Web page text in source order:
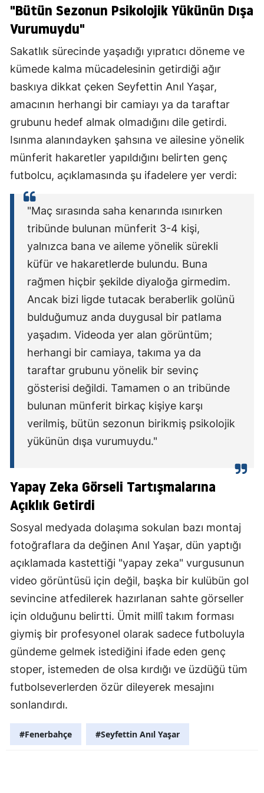
"Bütün Sezonun Psikolojik Yükünün Dışa
Vurumuydu"
Sakatlık sürecinde yaşadığı yıpratıcı döneme ve
kümede kalma mücadelesinin getirdiği ağır
baskıya dikkat çeken Seyfettin Anıl Yaşar,
amacının herhangi bir camiayı ya da taraftar
grubunu hedef almak olmadığını dile getirdi.
Isınma alanındayken şahsına ve ailesine yönelik
münferit hakaretler yapıldığını belirten genç
futbolcu, açıklamasında şu ifadelere yer verdi:
"Maç sırasında saha kenarında ısınırken
tribünde bulunan münferit 3-4 kişi,
yalnızca bana ve aileme yönelik sürekli
küfür ve hakaretlerde bulundu. Buna
rağmen hiçbir şekilde diyaloğa girmedim.
Ancak bizi ligde tutacak beraberlik golünü
bulduğumuz anda duygusal bir patlama
yaşadım. Videoda yer alan görüntüm;
herhangi bir camiaya, takıma ya da
taraftar grubunu yönelik bir sevinç
gösterisi değildi. Tamamen o an tribünde
bulunan münferit birkaç kişiye karşı
verilmiş, bütün sezonun birikmiş psikolojik
yükünün dışa vurumuydu."
Yapay Zeka Görseli Tartışmalarına
Açıklık Getirdi
Sosyal medyada dolaşıma sokulan bazı montaj
fotoğraflara da değinen Anıl Yaşar, dün yaptığı
açıklamada kastettiği "yapay zeka" vurgusunun
video görüntüsü için değil, başka bir kulübün gol
sevincine atfedilerek hazırlanan sahte görseller
için olduğunu belirtti. Ümit millî takım forması
giymiş bir profesyonel olarak sadece futboluyla
gündeme gelmek istediğini ifade eden genç
stoper, istemeden de olsa kırdığı ve üzdüğü tüm
futbolseverlerden özür dileyerek mesajını
sonlandırdı.
#Fenerbahçe #Seyfettin Anıl Yaşar